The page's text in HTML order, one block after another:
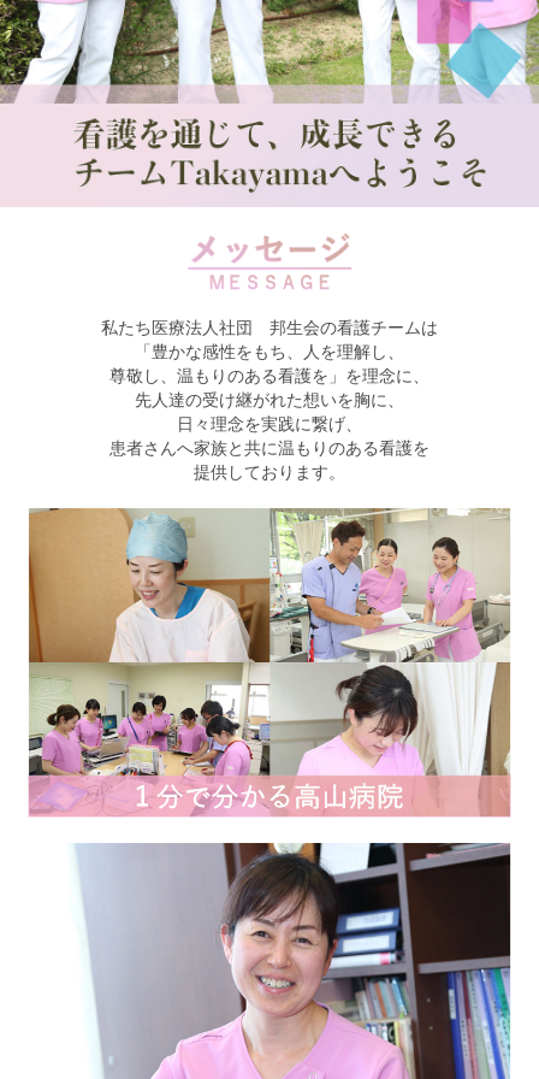
私たち医療法人社団 邦生会の看護チームは
「豊かな感性をもち、人を理解し、
尊敬し、温もりのある看護を」を理念に、
先人達の受け継がれた想いを胸に、
日々理念を実践に繋げ、
患者さんへ家族と共に温もりのある看護を
提供しております。